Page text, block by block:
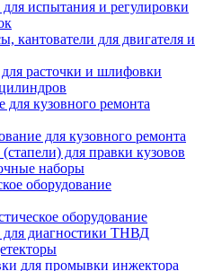
испытания и регулировки
кантователи для двигателя и
расточки и шлифовки
для кузовного ремонта
для кузовного ремонта
для правки кузовов
наборы
оборудование
оборудование
диагностики ТНВД
для промывки инжектора